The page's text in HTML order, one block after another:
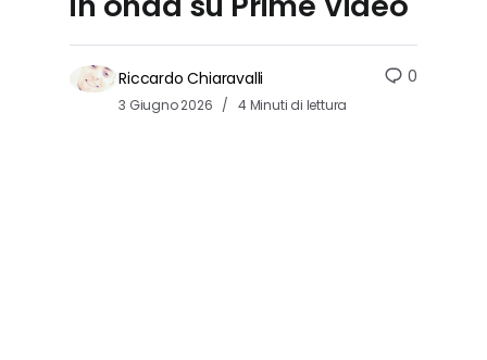
Riccardo Chiaravalli
3 Giugno 2026 4 Minuti di lettura
0